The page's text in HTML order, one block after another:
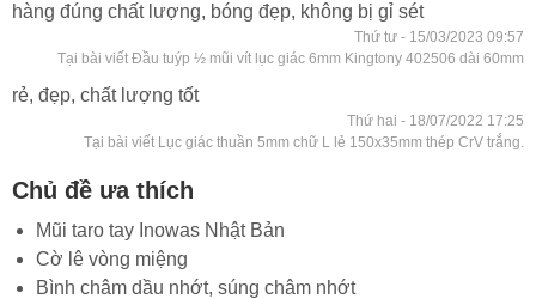
hàng đúng chất lượng, bóng đẹp, không bị gỉ sét
Thứ tư - 15/03/2023 09:57
Tại bài viết Đầu tuýp ½ mũi vít lục giác 6mm Kingtony 402506 dài 60mm
rẻ, đẹp, chất lượng tốt
Thứ hai - 18/07/2022 17:25
Tại bài viết Lục giác thuần 5mm chữ L lẻ 150x35mm thép CrV trắng.
Chủ đề ưa thích
Mũi taro tay Inowas Nhật Bản
Cờ lê vòng miệng
Bình châm dầu nhớt, súng châm nhớt